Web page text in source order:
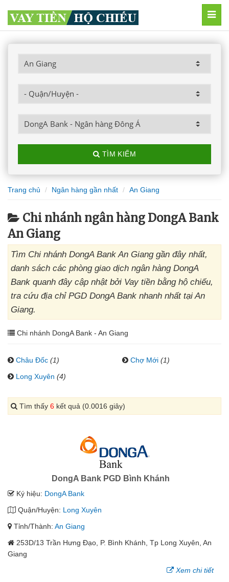
TÌM KIẾM
Trang chủ Ngân hàng gần nhất An Giang
Chi nhánh ngân hàng DongA Bank
An Giang
Tìm Chi nhánh DongA Bank An Giang gần đây nhất,
danh sách các phòng giao dịch ngân hàng DongA
Bank quanh đây cập nhật bởi Vay tiền bằng hộ chiếu,
tra cứu địa chỉ PGD DongA Bank nhanh nhất tại An
Giang.
Chi nhánh DongA Bank - An Giang
Châu Đốc (1) Chợ Mới (1)
Long Xuyên (4)
Tìm thấy 6 kết quả (0.0016 giây)
DongA Bank PGD Bình Khánh
Ký hiệu: DongA Bank
Quận/Huyện: Long Xuyên
Tỉnh/Thành: An Giang
253D/13 Trần Hưng Đạo, P. Bình Khánh, Tp Long Xuyên, An
Giang
Xem chi tiết